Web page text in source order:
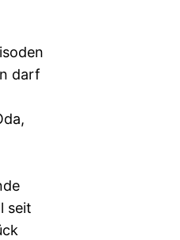
darf
seit